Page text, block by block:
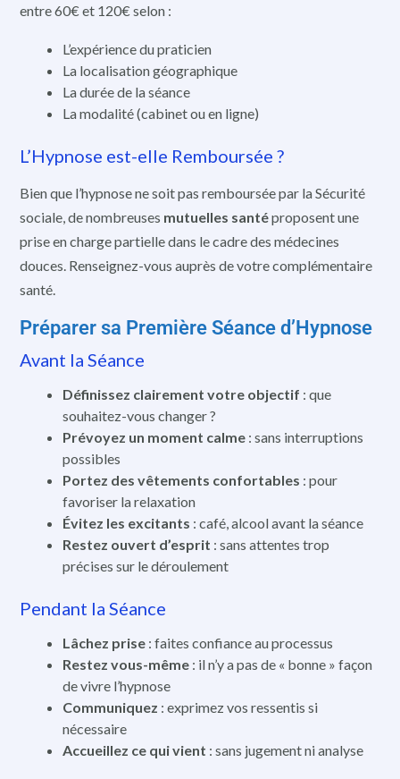
entre 60€ et 120€ selon :
L’expérience du praticien
La localisation géographique
La durée de la séance
La modalité (cabinet ou en ligne)
L’Hypnose est-elle Remboursée ?
Bien que l’hypnose ne soit pas remboursée par la Sécurité
sociale, de nombreuses mutuelles santéproposent une
prise en charge partielle dans le cadre des médecines
douces. Renseignez-vous auprès de votre complémentaire
santé.
Préparer sa Première Séance d’Hypnose
Avant la Séance
Définissez clairement votre objectif : que
souhaitez-vous changer ?
Prévoyez un moment calme : sans interruptions
possibles
Portez des vêtements confortables : pour
favoriser la relaxation
Évitez les excitants : café, alcool avant la séance
Restez ouvert d’esprit : sans attentes trop
précises sur le déroulement
Pendant la Séance
Lâchez prise : faites confiance au processus
Restez vous-même : il n’y a pas de « bonne » façon
de vivre l’hypnose
Communiquez : exprimez vos ressentis si
nécessaire
Accueillez ce qui vient : sans jugement ni analyse